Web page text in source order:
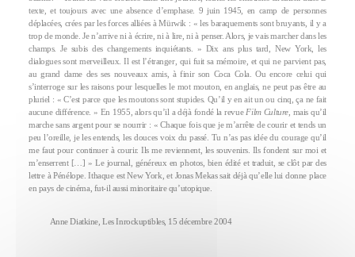
texte, et toujours avec une absence d’emphase. 9 juin 1945, en camp de personnes
déplacées, crées par les forces alliées à Mürwik : « les baraquements sont bruyants, il y a
trop de monde. Je n’arrive ni à écrire, ni à lire, ni à penser. Alors, je vais marcher dans les
champs. Je subis des changements inquiétants. » Dix ans plus tard, New York, les
dialogues sont merveilleux. Il est l’étranger, qui fuit sa mémoire, et qui ne parvient pas,
au grand dame des ses nouveaux amis, à finir son Coca Cola. Ou encore celui qui
s’interroge sur les raisons pour lesquelles le mot mouton, en anglais, ne peut pas être au
pluriel : « C’est parce que les moutons sont stupides. Qu’il y en ait un ou cinq, ça ne fait
aucune différence. » En 1955, alors qu’il a déjà fondé la revue Film Culture, mais qu’il
marche sans argent pour se nourrir : « Chaque fois que je m’arrête de courir et tends un
peu l’oreille, je les entends, les douces voix du passé. Tu n’as pas idée du courage qu’il
me faut pour continuer à courir. Ils me reviennent, les souvenirs. Ils fondent sur moi et
m’enserrent […] » Le journal, généreux en photos, bien édité et traduit, se clôt par des
lettre à Pénélope. Ithaque est New York, et Jonas Mekas sait déjà qu’elle lui donne place
en pays de cinéma, fut-il aussi minoritaire qu’utopique.
Anne Diatkine, Les Inrockuptibles, 15 décembre 2004